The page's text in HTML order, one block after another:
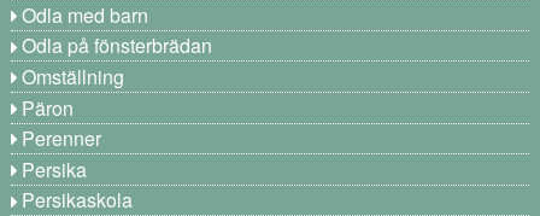
Odla med barn
Odla på fönsterbrädan
Omställning
Päron
Perenner
Persika
Persikaskola